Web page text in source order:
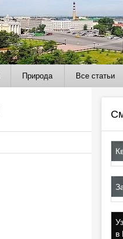
Природа Все статьи
в